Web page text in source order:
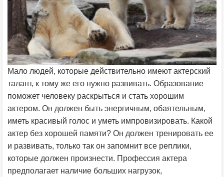
Мало людей, которые действительно имеют актерский
талант, к тому же его нужно развивать. Образование
поможет человеку раскрыться и стать хорошим
актером. Он должен быть энергичным, обаятельным,
иметь красивый голос и уметь импровизировать. Какой
актер без хорошей памяти? Он должен тренировать ее
и развивать, только так он запомнит все реплики,
которые должен произнести. Профессия актера
предполагает наличие больших нагрузок,